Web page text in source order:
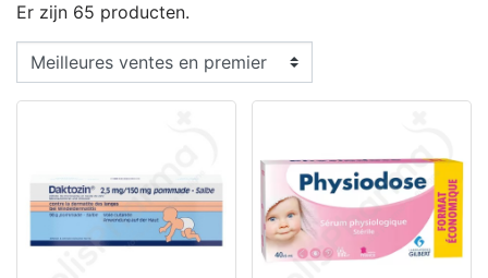
Er zijn 65 producten.